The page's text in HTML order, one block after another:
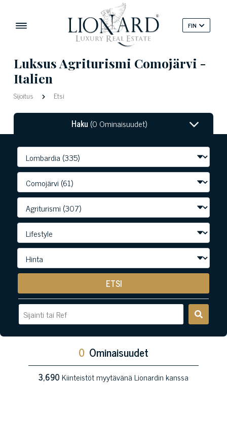
FIN
Luksus Agriturismi Comojärvi -
Italien
Sijoitus Etsi
Haku (0 Ominaisuudet)
ETSI
0 Ominaisuudet
3,690Kiinteistöt myytävänä Lionardin kanssa